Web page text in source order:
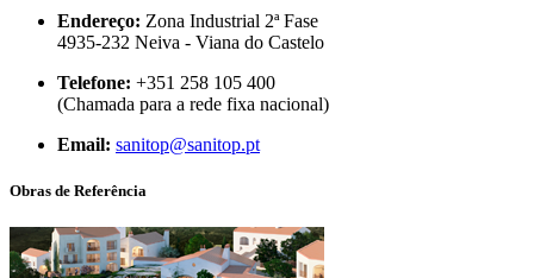
Endereço: Zona Industrial 2ª Fase
4935-232 Neiva - Viana do Castelo
Telefone: +351 258 105 400
(Chamada para a rede fixa nacional)
Email: sanitop@sanitop.pt
Obras de Referência